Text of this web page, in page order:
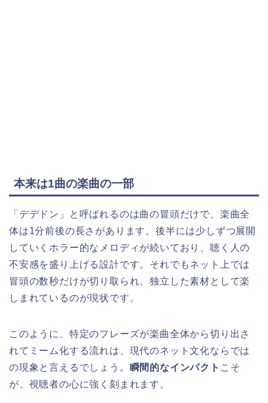
本来は1曲の楽曲の一部
「デデドン」と呼ばれるのは曲の冒頭だけで、楽曲全
体は1分前後の長さがあります。後半には少しずつ展開
していくホラー的なメロディが続いており、聴く人の
不安感を盛り上げる設計です。それでもネット上では
冒頭の数秒だけが切り取られ、独立した素材として楽
しまれているのが現状です。
このように、特定のフレーズが楽曲全体から切り出さ
れてミーム化する流れは、現代のネット文化ならでは
の現象と言えるでしょう。
瞬間的なインパクト こそ
が、視聴者の心に強く刻まれます。